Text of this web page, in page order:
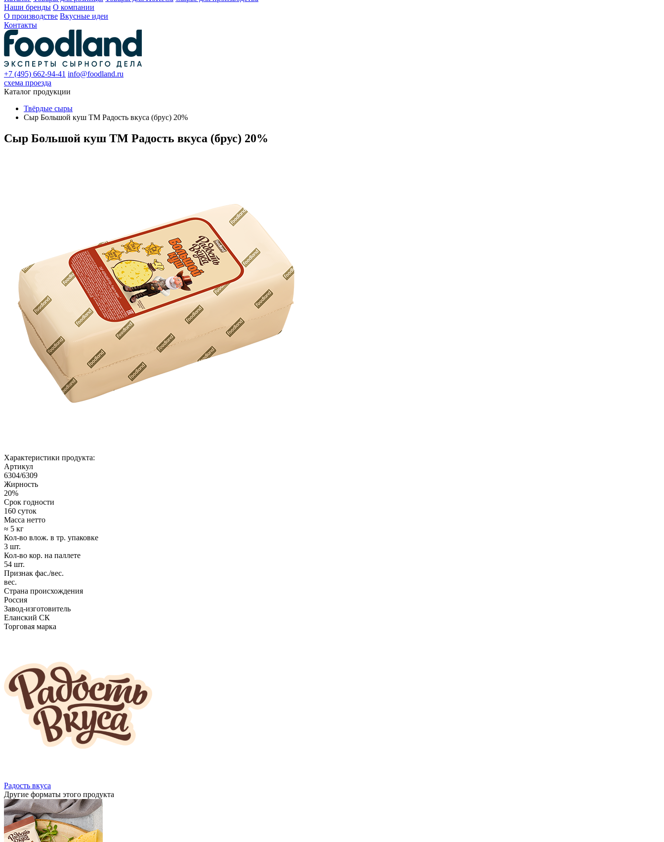
Наши бренды О компании
О производстве Вкусные идеи
Контакты
+7 (495) 662-94-41 info@foodland.ru
схема проезда
Каталог продукции
Твёрдые сыры
Сыр Большой куш ТМ Радость вкуса (брус) 20%
Сыр Большой куш ТМ Радость вкуса (брус) 20%
Характеристики продукта:
Артикул
6304/6309
Жирность
20%
Срок годности
160 суток
Масса нетто
≈ 5 кг
Кол-во влож. в тр. упаковке
3 шт.
Кол-во кор. на паллете
54 шт.
Признак фас./вес.
вес.
Страна происхождения
Россия
Завод-изготовитель
Еланский СК
Торговая марка
Радость вкуса
Другие форматы этого продукта